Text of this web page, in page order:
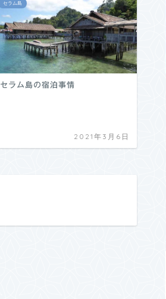
セラム島
セラム島の宿泊事情
2021年3月6日